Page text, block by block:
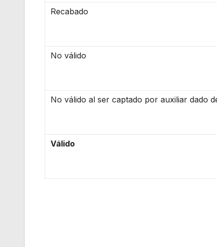
Recabado
No válido
No válido al ser captado por auxiliar dado
Válido